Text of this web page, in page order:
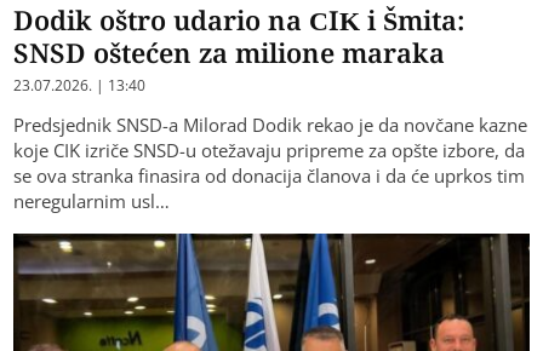
Dodik oštro udario na CIK i Šmita:
SNSD oštećen za milione maraka
23.07.2026. | 13:40
Predsjednik SNSD-a Milorad Dodik rekao je da novčane kazne
koje CIK izriče SNSD-u otežavaju pripreme za opšte izbore, da
se ova stranka finasira od donacija članova i da će uprkos tim
neregularnim usl…